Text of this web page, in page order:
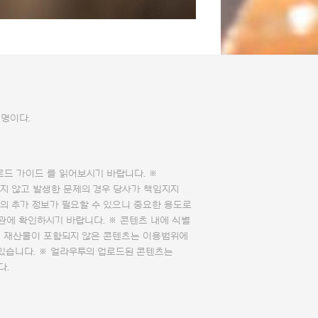
이다.
드 가이드 를 읽어보시기 바랍니다. ※
않고 발생한 문제의 경우 당사가 책임지지
추가 정보가 필요할 수 있으니 중요한 용도로
에 확인하시기 바랍니다. ※ 콘텐츠 내에 식별
산물이 포함되지 않은 콘텐츠는 이용범위에
습니다. ※ 얼라우투의 업로드된 콘텐츠는
.